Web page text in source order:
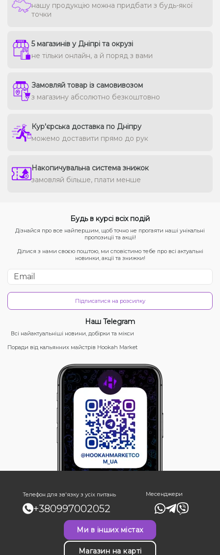
нашу продукцію можна придбати з будь-якої
точки
5 магазинів у Дніпрі та окрузі
не тільки онлайн, а й поряд з вами
Замовляй товар із самовивозом
з магазину абсолютно безкоштовно
Кур'єрська доставка по Дніпру
можемо доставити прямо до рук
Накопичувальна система знижок
замовляй більше, плати менше
Будь в курсі всіх подій
Дізнайся про все найпершим, щоб точно не прогаяти наші унікальні
пропозиції та акції!
Ділися з нами своєю поштою, ми сповістимо тебе про всі актуальні
новинки, акції та знижки!
Підписатися на розсилку
Наш Telegram
Всі найактуальніші новини, добірки та мікси
Поради від кальянних майстрів Hookah Market
Телефон для зв'язку з усіх питань
+380997002052
Месенджери
Ми в інших містах
Магазин на карті